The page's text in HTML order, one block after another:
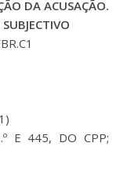
DA ACUSAÇÃO.
E 445, DO CPP;